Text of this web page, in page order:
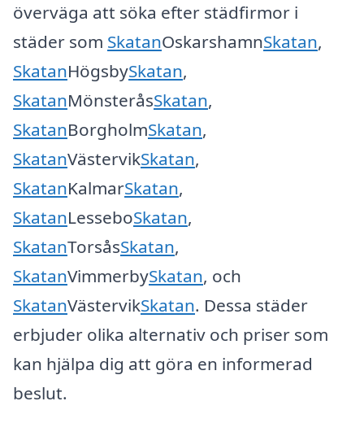
överväga att söka efter städfirmor i
städer som SkatanOskarshamnSkatan,
SkatanHögsbySkatan,
SkatanMönsteråsSkatan,
SkatanBorgholmSkatan,
SkatanVästervikSkatan,
SkatanKalmarSkatan,
SkatanLesseboSkatan,
SkatanTorsåsSkatan,
SkatanVimmerbySkatan, och
SkatanVästervikSkatan. Dessa städer
erbjuder olika alternativ och priser som
kan hjälpa dig att göra en informerad
beslut.